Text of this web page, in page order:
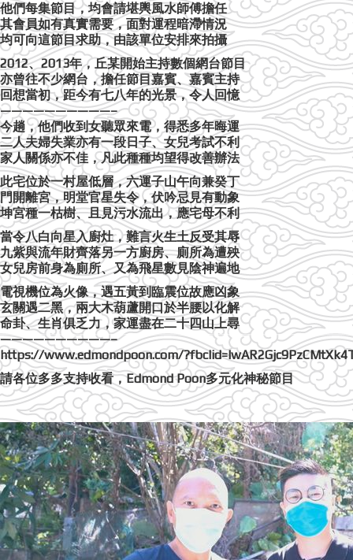
他們每集節目，均會請堪輿風水師傅擔任
其會員如有真實需要，面對運程暗滯情況
均可向這節目求助，由該單位安排來拍攝
2012、2013年，丘某開始主持數個網台節目
亦曾往不少網台，擔任節目嘉賓、嘉賓主持
回想當初，距今有七八年的光景，令人回憶
——————————–
今趟，他們收到女聽眾來電，得悉多年晦運
二人夫婦失業亦有一段日子、女兒考試不利
家人關係亦不佳，凡此種種均望得改善辦法
此宅位於一村屋低層，六運子山午向兼癸丁
門開離宮，明堂官星失令，伏吟忌見有動象
坤宮種一枯樹、且見污水流出，應宅母不利
當令八白向星入廚灶，難言火生土反受其辱
九紫與流年財齊落另一方廚房、廁所為遭殃
女兒房前身為廁所、又為飛星數見陰神遍地
電視機位為火像，遇五黃到臨震位故應凶象
玄關遇二黑，兩大木葫蘆開口於半腰以化解
命卦、生肖俱乏力，家運盡在二十四山上尋
——————————–
https://www.edmondpoon.com/
請各位多多支持收看，Edmond Poon多元化神秘節目